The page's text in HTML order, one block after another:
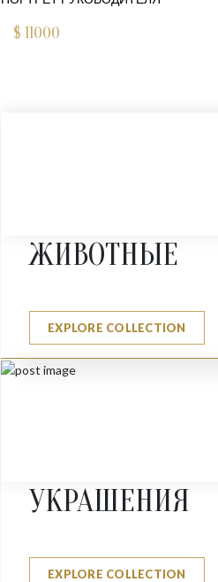
$ 11000
ЖИВОТНЫЕ
EXPLORE COLLECTION
УКРАШЕНИЯ
EXPLORE COLLECTION